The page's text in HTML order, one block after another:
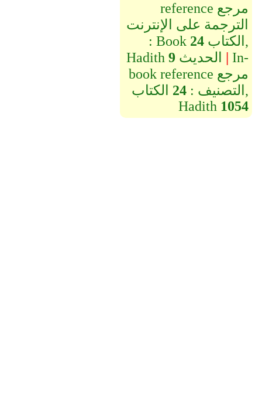
reference مرجع
الترجمة على الإنترنت
: Book 24الكتاب,
Hadith 9 | In-
book reference مرجع
التصنيف :24 الكتاب,
Hadith 1054